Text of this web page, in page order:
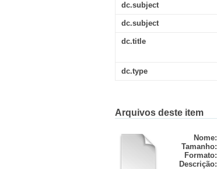
dc.subject
dc.subject
dc.title
dc.type
Arquivos deste item
Nome:
Tamanho:
Formato:
Descrição: